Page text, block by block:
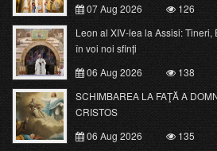
07 Aug 2026
126
Leon al XIV-lea la Assisi:
în voi noi sfinți
06 Aug 2026
138
SCHIMBAREA LA FAŢĂ A
CRISTOS
06 Aug 2026
135